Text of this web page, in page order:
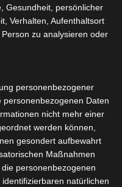
Union Sportive de Ksour
Essef (USKE)
Sidi Bouzid
Stade Gabèsien (SG)
Sidi Bouzid
Ligue 2 Pro
Progrès Sportif Sakiet
Eddaïer (PSS)
Sidi Bouzid
Ligue 2 Pro
Gesundheit, persönlicher
Verhalten, Aufenthaltsort
zu analysieren oder
personenbezogener
personenbezogenen Daten
nicht mehr einer
werden können,
gesondert aufbewahrt
Maßnahmen
personenbezogenen
natürlichen